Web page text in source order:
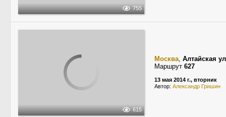
755
615
Москва, Алтайская
Маршрут 627
13 мая 2014 г., вторник
Автор: Александр Гришин